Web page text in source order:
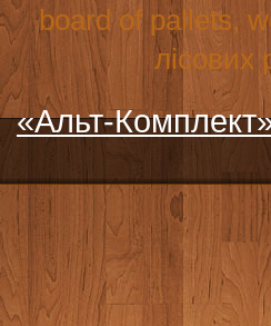
board of pallets,
лісових
«Альт-